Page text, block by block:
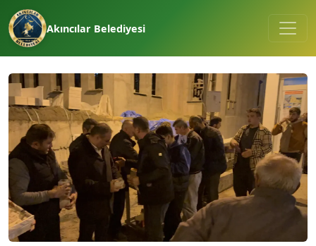
Akıncılar Belediyesi